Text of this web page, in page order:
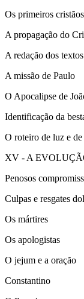
Os primeiros cristãos
A propagação do
A redação dos
A missão de Paulo
O Apocalipse de
Identificação da
O roteiro de luz e
XV - A
Penosos
Culpas e resgates
Os mártires
Os apologistas
O jejum e a oração
Constantino